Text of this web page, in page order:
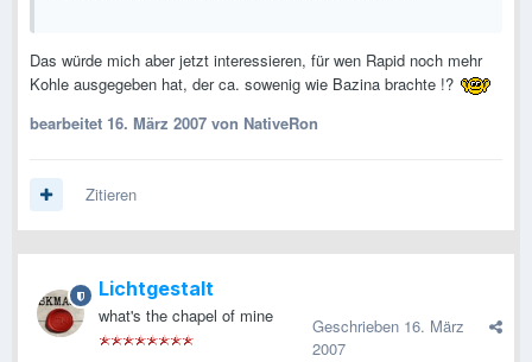
Das würde mich aber jetzt interessieren, für wen Rapid noch mehr
Kohle ausgegeben hat, der ca. sowenig wie Bazina brachte !?
bearbeitet 16. März 2007 von NativeRon
Zitieren
Lichtgestalt
what's the chapel of mine Geschrieben 16. März
2007